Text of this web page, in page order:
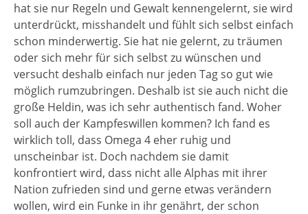
hat sie nur Regeln und Gewalt kennengelernt, sie wird
unterdrückt, misshandelt und fühlt sich selbst einfach
schon minderwertig. Sie hat nie gelernt, zu träumen
oder sich mehr für sich selbst zu wünschen und
versucht deshalb einfach nur jeden Tag so gut wie
möglich rumzubringen. Deshalb ist sie auch nicht die
große Heldin, was ich sehr authentisch fand. Woher
soll auch der Kampfeswillen kommen? Ich fand es
wirklich toll, dass Omega 4 eher ruhig und
unscheinbar ist. Doch nachdem sie damit
konfrontiert wird, dass nicht alle Alphas mit ihrer
Nation zufrieden sind und gerne etwas verändern
wollen, wird ein Funke in ihr genährt, der schon